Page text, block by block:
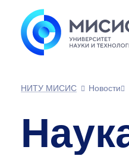
НИТУ МИСИС Новости